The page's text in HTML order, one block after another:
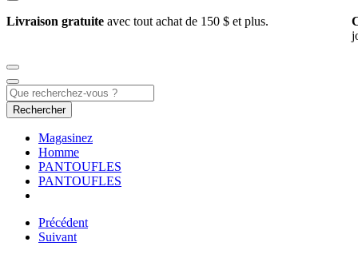
Livraison gratuite avec tout achat de 150 $ et plus.
Rechercher
Magasinez
Homme
PANTOUFLES
PANTOUFLES
Précédent
Suivant